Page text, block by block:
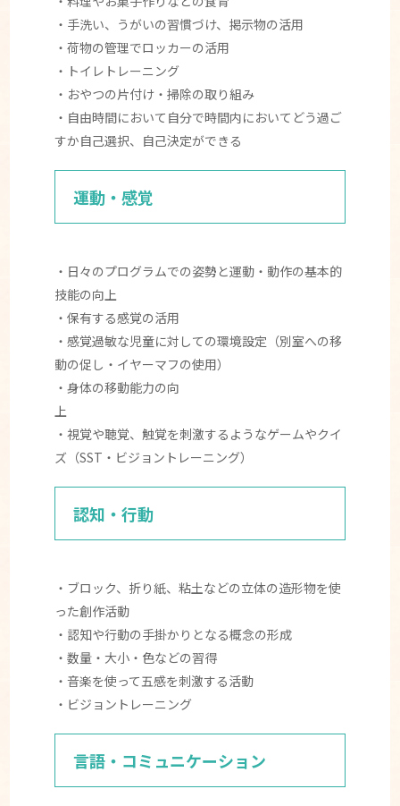
・手洗い、うがいの習慣づけ、掲示物の活用
・荷物の管理でロッカーの活用
・トイレトレーニング
・おやつの片付け・掃除の取り組み
・自由時間において自分で時間内においてどう過ご
すか自己選択、自己決定ができる
運動・感覚
・日々のプログラムでの姿勢と運動・動作の基本的
技能の向上
・保有する感覚の活用
・感覚過敏な児童に対しての環境設定（別室への移
動の促し・イヤーマフの使用）
・身体の移動能力の向
上
・視覚や聴覚、触覚を刺激するようなゲームやクイ
ズ（SST・ビジョントレーニング）
認知・行動
・ブロック、折り紙、粘土などの立体の造形物を使
った創作活動
・認知や行動の手掛かりとなる概念の形成
・数量・大小・色などの習得
・音楽を使って五感を刺激する活動
・ビジョントレーニング
言語・コミュニケーション